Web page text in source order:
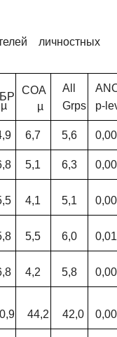
личностных
µ
СОА
µ
All
Grps
p-
6,7 5,6
5,1 6,3
4,1 5,1
5,5 6,0
4,2 5,8
44,2 42,0